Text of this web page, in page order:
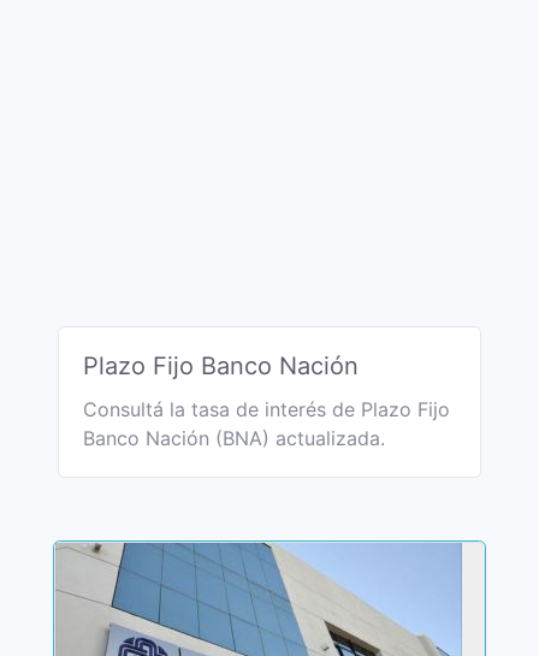
Plazo Fijo Banco Nación
Consultá la tasa de interés de Plazo Fijo
Banco Nación (BNA) actualizada.